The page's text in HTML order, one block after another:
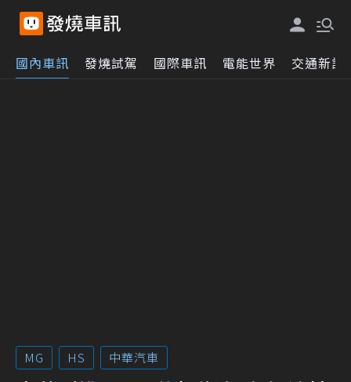
國內車訊 發燒試駕 國際車訊 電能世界 交通新訊
MG HS 中華汽車